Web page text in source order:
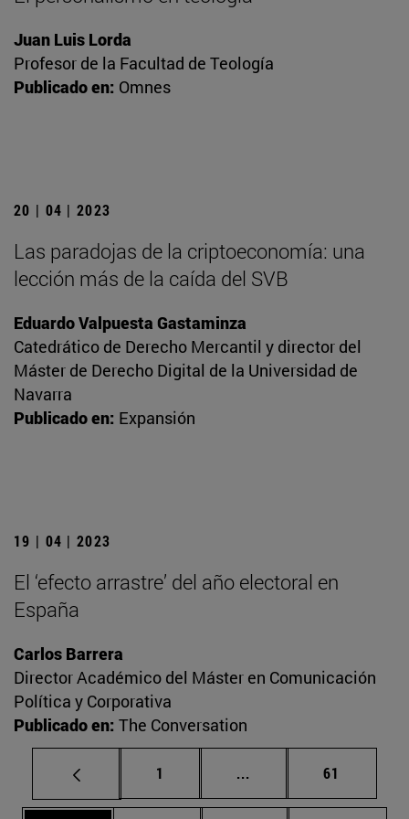
Juan Luis Lorda
Profesor de la Facultad de Teología
Publicado en: Omnes
20 | 04 | 2023
Las paradojas de la criptoeconomía: una
lección más de la caída del SVB
Eduardo Valpuesta Gastaminza
Catedrático de Derecho Mercantil y director del
Máster de Derecho Digital de la Universidad de
Navarra
Publicado en: Expansión
19 | 04 | 2023
El ‘efecto arrastre’ del año electoral en
España
Carlos Barrera
Director Académico del Máster en Comunicación
Política y Corporativa
Publicado en: The Conversation
Página
1 ... Páginas intermedias
Página
61